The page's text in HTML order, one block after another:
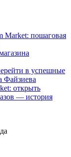
Market: пошаговая
в успешные
Файзиева
открыть
— история